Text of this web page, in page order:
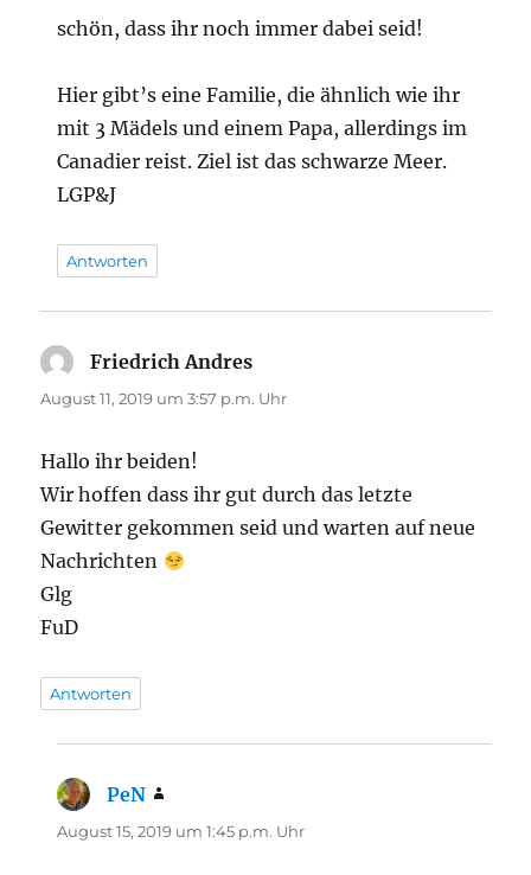
schön, dass ihr noch immer dabei seid!
Hier gibt’s eine Familie, die ähnlich wie ihr
mit 3 Mädels und einem Papa, allerdings im
Canadier reist. Ziel ist das schwarze Meer.
LGP&J
Antworten
Friedrich Andres
August 11, 2019 um 3:57 p.m. Uhr
Hallo ihr beiden!
Wir hoffen dass ihr gut durch das letzte
Gewitter gekommen seid und warten auf neue
Nachrichten
Glg
FuD
Antworten
PeN
August 15, 2019 um 1:45 p.m. Uhr